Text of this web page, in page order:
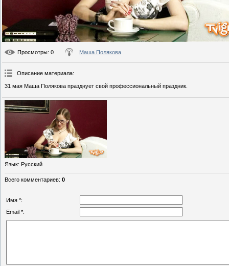
Просмотры: 0 Маша Полякова
Описание материала:
31 мая Маша Полякова празднует свой профессиональный праздник.
Язык: Русский
Всего комментариев: 0
Имя *:
Email *: